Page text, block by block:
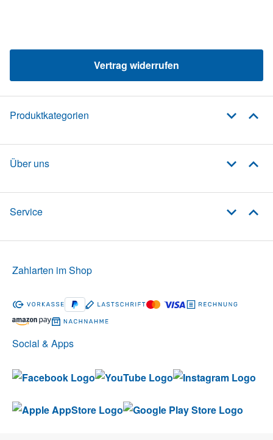
Vertrag widerrufen
Produktkategorien
Über uns
Service
Social & Apps
Zahlarten im Shop